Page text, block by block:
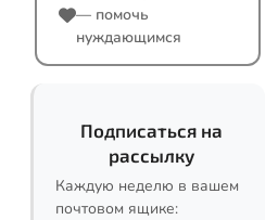
— помочь
нуждающимся
Подписаться на
рассылку
Каждую неделю в вашем
почтовом ящике: